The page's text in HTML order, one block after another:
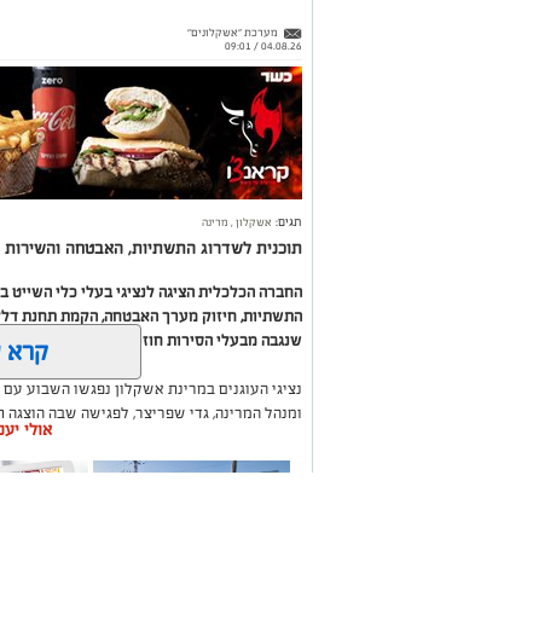
מערכת "אשקלונים"
04.08.26 / 09:01
תגים: אשקלון, מרינה
תוכנית לשדרוג התשתיות, האבטחה והשירות
החברה הכלכלית הציגה לנציגי בעלי כלי
התשתיות, חיזוק מערך האבטחה, הקמת תחנת
שנגבה מבעלי הסירות חוזר בחזרה אליהם
נציגי העוגנים במרינת אשקלון נפגשו השבוע
ומנהל המרינה, גדי שפריצר, לפגישה שבה
השקעה בתשתיות, בביטחון, בשירותים ובפיתוח
קרא
אולי